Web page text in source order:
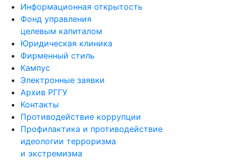
Информационная открытость
Фонд управления
целевым капиталом
Юридическая клиника
Фирменный стиль
Кампус
Электронные заявки
Архив РГГУ
Контакты
Противодействие коррупции
Профилактика и противодействие
идеологии терроризма
и экстремизма